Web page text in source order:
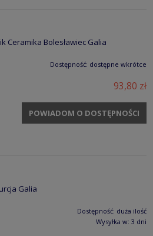
Ceramika Bolesławiec Galia
Dostępność: dostępne wkrótce
93,80 zł
POWIADOM O DOSTĘPNOŚCI
Galia
Dostępność: duża ilość
Wysyłka w: 3 dni